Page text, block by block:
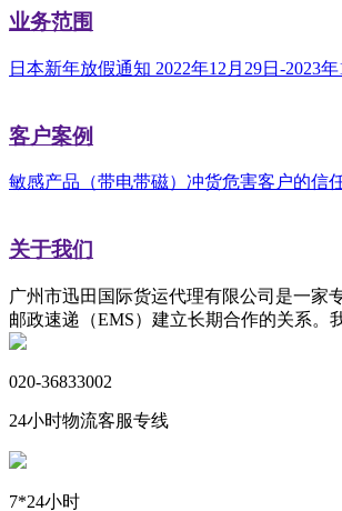
业务范围
日本新年放假通知 2022年12月29日-2023年
客户案例
敏感产品（带电带磁）冲货危害客户的信
关于我们
广州市迅田国际货运代理有限公司是一家
邮政速递（EMS）建立长期合作的关系。
020-36833002
24小时物流客服专线
7*24小时